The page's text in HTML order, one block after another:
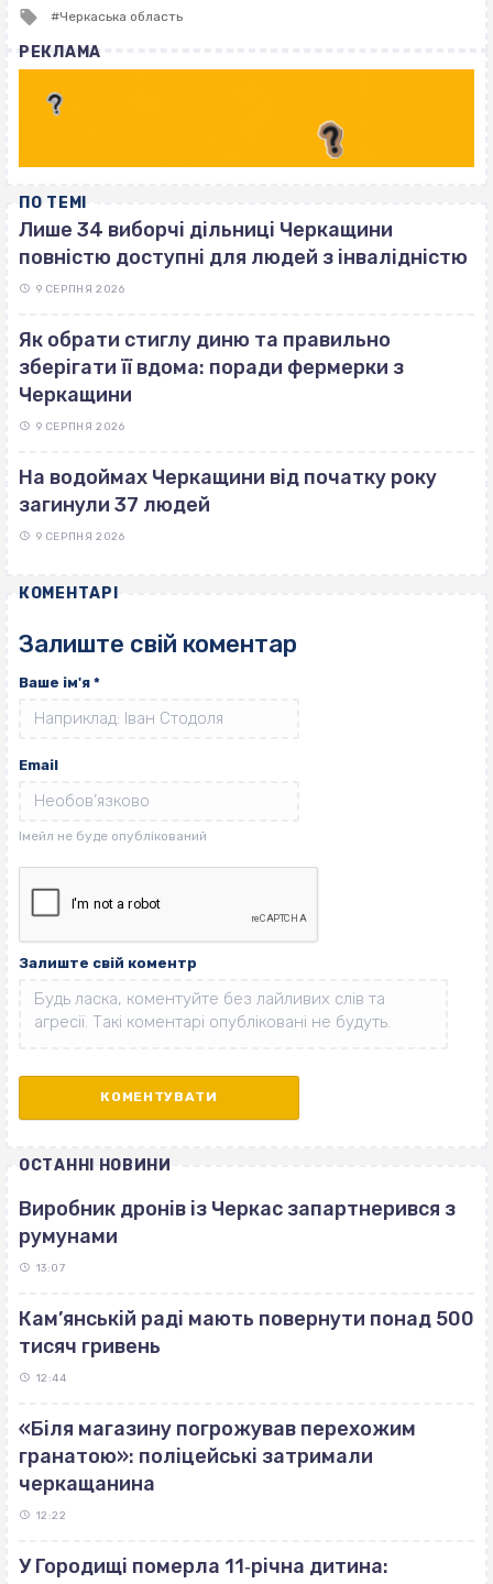
Tagged
Черкаська область
РЕКЛАМА
ПО ТЕМІ
Лише 34 виборчі дільниці Черкащини
повністю доступні для людей з інвалідністю
9 СЕРПНЯ 2026
Як обрати стиглу диню та правильно
зберігати її вдома: поради фермерки з
Черкащини
9 СЕРПНЯ 2026
На водоймах Черкащини від початку року
загинули 37 людей
9 СЕРПНЯ 2026
КОМЕНТАРІ
Залиште свій коментар
Ваше ім'я *
Email
Залиште свій коментр
ОСТАННІ НОВИНИ
Виробник дронів із Черкас запартнерився з
румунами
13:07
Кам’янській раді мають повернути понад 500
тисяч гривень
12:44
«Біля магазину погрожував перехожим
гранатою»: поліцейські затримали
черкащанина
12:22
У Городищі померла 11‐річна дитина: